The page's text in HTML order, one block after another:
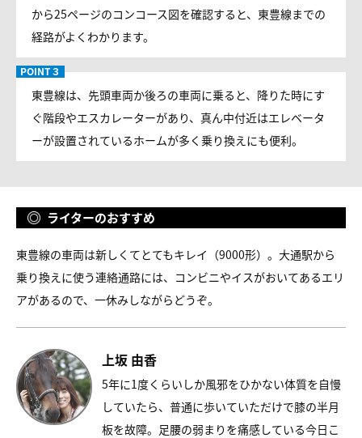
から25ページのコンコース図を確認すると、東豊線までの
経路がよくわかります。
東豊線は、先頭車両か後ろの車両に乗ると、降りた時にす
ぐ階段やエスカレーターがあり、真ん中付近はエレベータ
ーが設置されているホームが多く乗り換えにも便利。
ライターのおすすめ
東豊線の車両は新しくてとてもキレイ（9000形）。大通駅から
乗り換えに使う連絡通路には、コンビニやイスがおいてあるエリ
アがあるので、一休みしながらどうぞ。
上坂 由香
5年に1度くらいしか風邪をひかない体質を自慢
していたら、普通に歩いていただけで膝の半月
板を故障。足腰の弱まりを痛感している今日こ